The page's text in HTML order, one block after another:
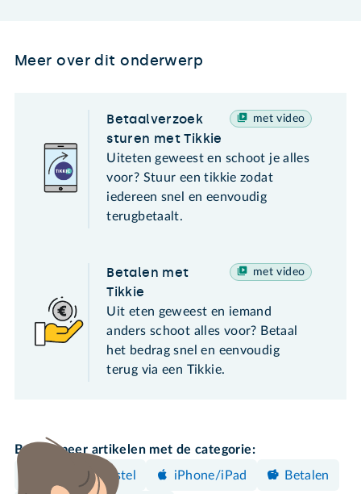
Meer over dit onderwerp
met video
Betaalverzoek
sturen met Tikkie
Uiteten geweest en schoot je alles
voor? Stuur een tikkie zodat
iedereen snel en eenvoudig
terugbetaalt.
met video
Betalen met
Tikkie
Uit eten geweest en iemand
anders schoot alles voor? Betaal
het bedrag snel en eenvoudig
terug via een Tikkie.
Bekijk meer artikelen met de categorie:
Android-toestel
iPhone/iPad Betalen